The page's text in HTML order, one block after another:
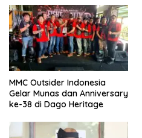
MMC Outsider Indonesia
Gelar Munas dan Anniversary
ke-38 di Dago Heritage